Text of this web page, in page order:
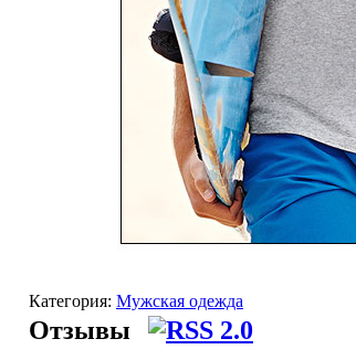
Категория: Мужская одежда
Отзывы